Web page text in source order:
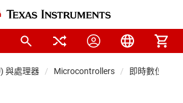
與處理器 Microcontrollers 即時數位電源